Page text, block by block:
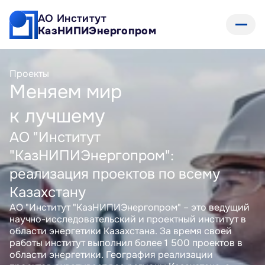
АО Институт
КазНИПИЭнергопром
Проекты
Меняем мир
к лучшему
АО "Институт
"КазНИПИЭнергопром":
реализация проектов по всему
Казахстану
АО "Институт "КазНИПИЭнергопром" – это ведущий
научно-исследовательский и проектный институт в
области энергетики Казахстана. За время своей
работы институт выполнил более 1 500 проектов в
области энергетики. География реализации